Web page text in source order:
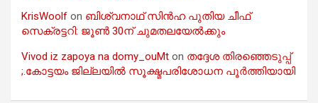
KrisWoolf on ബിശ്വനാഥ് സിൻഹ പുതിയ ചീഫ്
സെക്രട്ടറി: ജൂൺ 30ന് ചുമതലയേൽക്കും
Vivod iz zapoya na domy_ouMt on തദ്ദേശ തിരഞ്ഞെടുപ്പ്
;.കോട്ടയം ജില്ലയിൽ സൂക്ഷ്മപരിശോധന പൂർത്തിയായി